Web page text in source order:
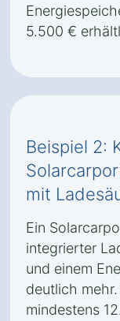
5.500 €
Beispiel 2:
mit
Ein
integrierter
und einem
deutlich
mindestens